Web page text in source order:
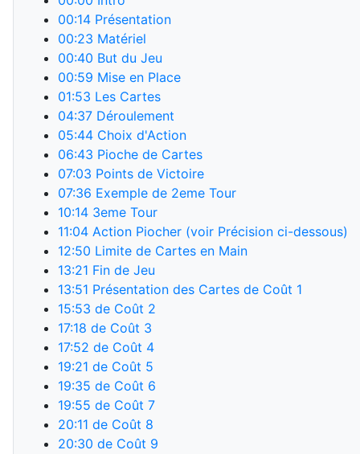
00:14 Présentation
00:23 Matériel
00:40 But du Jeu
00:59 Mise en Place
01:53 Les Cartes
04:37 Déroulement
05:44 Choix d'Action
06:43 Pioche de Cartes
07:03 Points de Victoire
07:36 Exemple de 2eme Tour
10:14 3eme Tour
11:04 Action Piocher (voir Précision ci-dessous)
12:50 Limite de Cartes en Main
13:21 Fin de Jeu
13:51 Présentation des Cartes de Coût 1
15:53 de Coût 2
17:18 de Coût 3
17:52 de Coût 4
19:21 de Coût 5
19:35 de Coût 6
19:55 de Coût 7
20:11 de Coût 8
20:30 de Coût 9